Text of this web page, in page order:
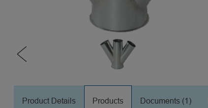
Product Details Products Documents (1)